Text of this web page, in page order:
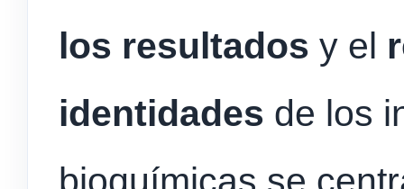
los resultados y el
identidades de los
bioquímicas se